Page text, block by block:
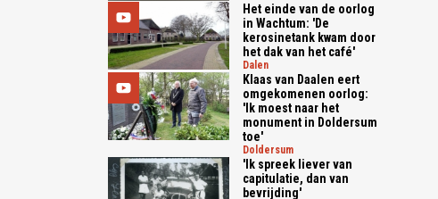
Het einde van de oorlog
in Wachtum: 'De
kerosinetank kwam door
het dak van het café'
dalen
Klaas van Daalen eert
omgekomenen oorlog:
'Ik moest naar het
monument in Doldersum
toe'
doldersum
'Ik spreek liever van
capitulatie, dan van
bevrijding'